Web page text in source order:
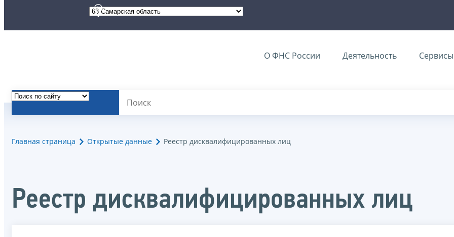
О ФНС России Деятельность Сервисы
Главная страница Открытые данные Реестр дисквалифицированных лиц
Реестр дисквалифицированных лиц